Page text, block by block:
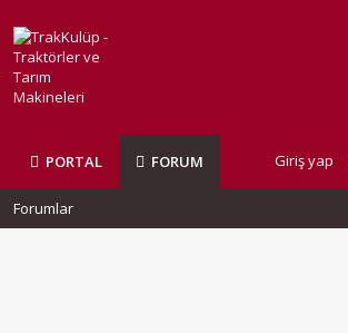
PORTAL FORUM Giriş yap
Forumlar